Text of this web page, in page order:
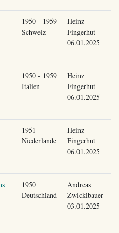
1950 - 1959
Schweiz
Heinz
Fingerhut
06.01.2025
1950 - 1959
Italien
Heinz
Fingerhut
06.01.2025
1951
Niederlande
Heinz
Fingerhut
06.01.2025
1950
Deutschland
Andreas
Zwicklbauer
03.01.2025